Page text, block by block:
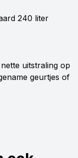
240 liter
uitstraling op
geurtjes of